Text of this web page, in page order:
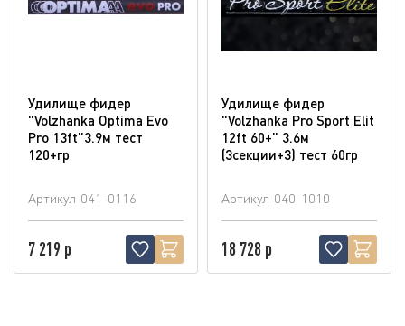
Удилище фидер
"Volzhanka Optima Evo
Pro 13ft"3.9м тест
120+гр
Артикул 041-0116
7 219 р
Удилище фидер
"Volzhanka Pro Sport Elit
12ft 60+" 3.6м
(3секции+3) тест 60гр
Артикул 040-1010
18 728 р